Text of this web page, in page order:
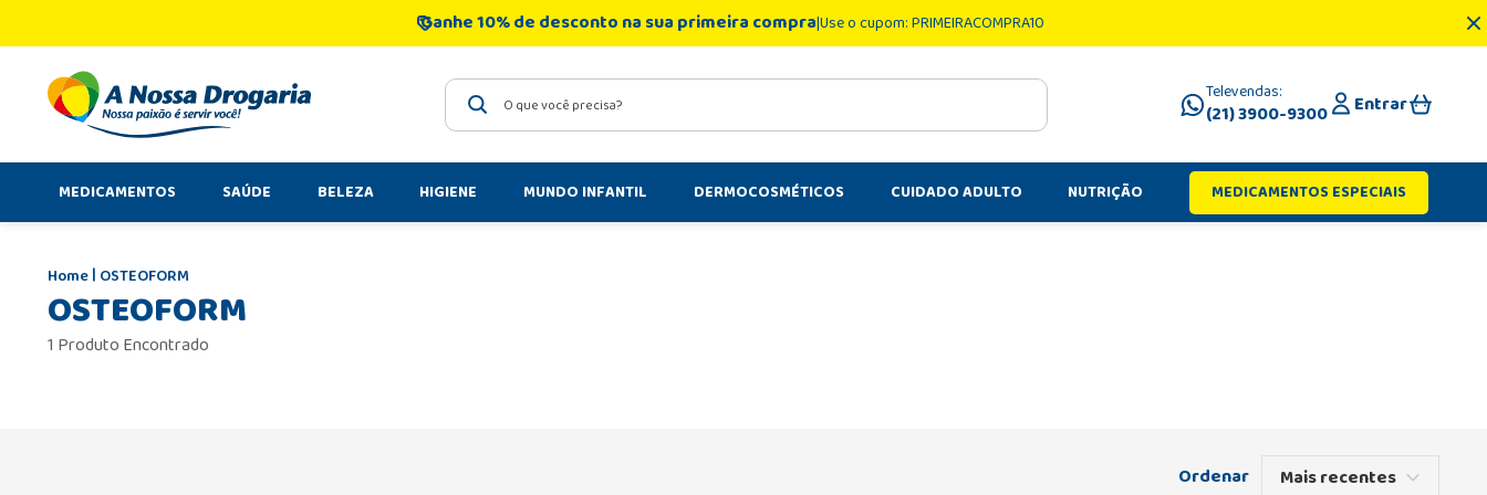
Ganhe 10% de desconto na sua primeira compraUse o cupom: PRIMEIRACOMPRA10
O que você precisa? Televendas:
(21) 3900-9300 Entrar
MEDICAMENTOS SAÚDE BELEZA HIGIENE MUNDO INFANTIL DERMOCOSMÉTICOS CUIDADO ADULTO NUTRIÇÃO MEDICAMENTOS ESPECIAIS
OSTEOFORM
OSTEOFORM
1 Produto Encontrado
Mais recentes